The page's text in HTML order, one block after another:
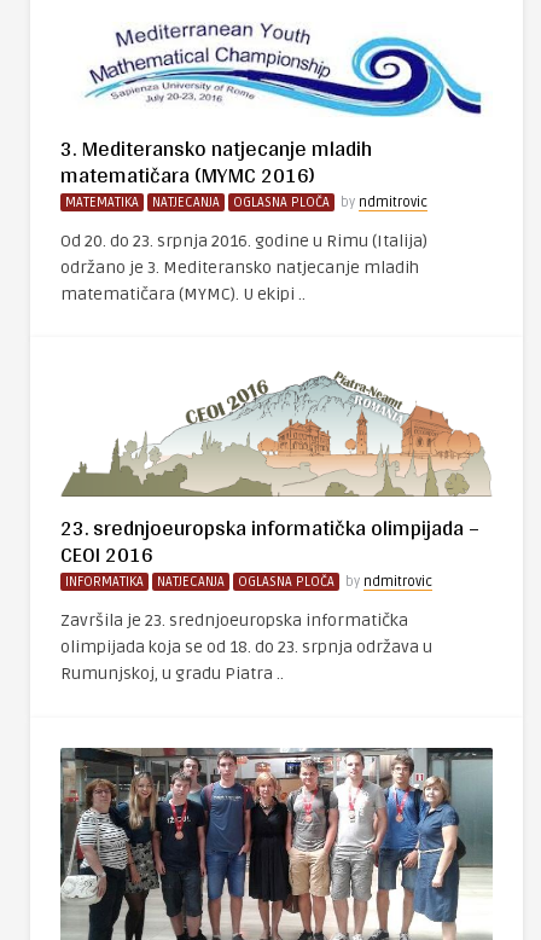
3. Mediteransko natjecanje mladih
matematičara (MYMC 2016)
MATEMATIKA NATJECANJA OGLASNA PLOČA by ndmitrovic
Od 20. do 23. srpnja 2016. godine u Rimu (Italija)
održano je 3. Mediteransko natjecanje mladih
matematičara (MYMC). U ekipi ..
23. srednjoeuropska informatička olimpijada –
CEOI 2016
INFORMATIKA NATJECANJA OGLASNA PLOČA by ndmitrovic
Završila je 23. srednjoeuropska informatička
olimpijada koja se od 18. do 23. srpnja održava u
Rumunjskoj, u gradu Piatra ..